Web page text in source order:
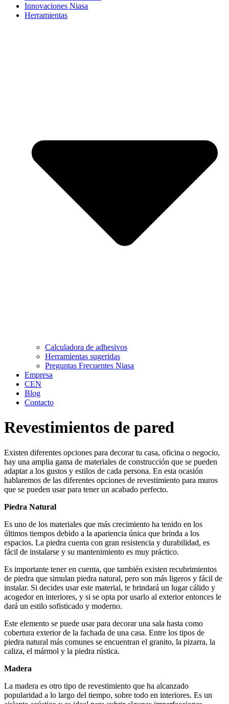
Innovaciones Niasa
Herramientas
Calculadora de adhesivos
Herramientas sugeridas
Preguntas Frecuentes Niasa
Empresa
CEN
Blog
Contacto
Revestimientos de pared
Existen diferentes opciones para decorar tu casa, oficina o negocio,
hay una amplia gama de materiales de construcción que se pueden
adaptar a los gustos y estilos de cada persona. En esta ocasión
hablaremos de las diferentes opciones de revestimiento para muros
que se pueden usar para tener un acabado perfecto.
Piedra Natural
Es uno de los materiales que más crecimiento ha tenido en los
últimos tiempos debido a la apariencia única que brinda a los
espacios. La piedra cuenta con gran resistencia y durabilidad, es
fácil de instalarse y su mantenimiento es muy práctico.
Es importante tener en cuenta, que también existen recubrimientos
de piedra que simulan piedra natural, pero son más ligeros y fácil de
instalar. Si decides usar este material, te brindará un lugar cálido y
acogedor en interiores, y si se opta por usarlo al exterior entonces le
dará un estilo sofisticado y moderno.
Este elemento se puede usar para decorar una sala hasta como
cobertura exterior de la fachada de una casa. Entre los tipos de
piedra natural más comunes se encuentran el granito, la pizarra, la
caliza, el mármol y la piedra rústica.
Madera
La madera es otro tipo de revestimiento que ha alcanzado
popularidad a lo largo del tiempo, sobre todo en interiores. Es un